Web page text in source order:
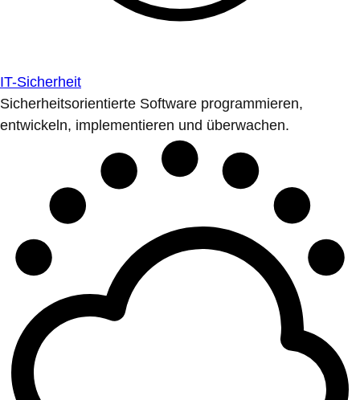
IT-Sicherheit
Sicherheitsorientierte Software programmieren,
entwickeln, implementieren und überwachen.